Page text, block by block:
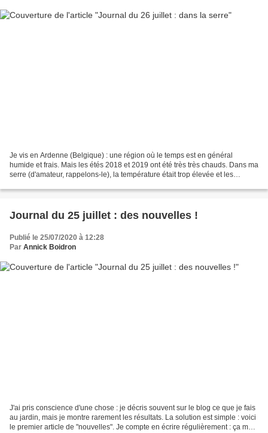
Je vis en Ardenne (Belgique) : une région où le temps est en général
humide et frais. Mais les étés 2018 et 2019 ont été très très chauds. Dans ma
serre (d'amateur, rappelons-le), la température était trop élevée et les
Journal du 25 juillet : des nouvelles !
Publié le 25/07/2020 à 12:28
Par Annick Boidron
J'ai pris conscience d'une chose : je décris souvent sur le blog ce que je fais
au jardin, mais je montre rarement les résultats. La solution est simple : voici
le premier article de "nouvelles". Je compte en écrire régulièrement : ça me